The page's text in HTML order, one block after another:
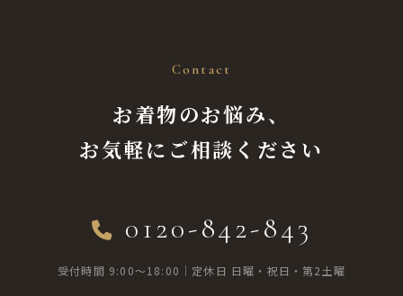
Contact
お着物のお悩み、
お気軽にご相談ください
0120-842-843
受付時間 9:00〜18:00｜定休日 日曜・祝日・第2土曜